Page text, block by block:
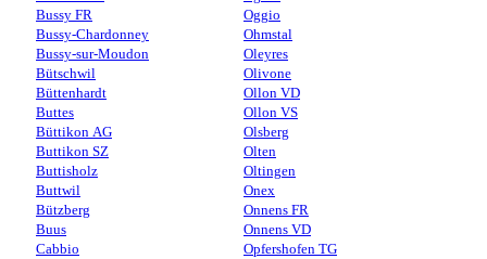
Bussy FR
Bussy-Chardonney
Bussy-sur-Moudon
Bütschwil
Büttenhardt
Buttes
Büttikon AG
Buttikon SZ
Buttisholz
Buttwil
Bützberg
Buus
Cabbio
Oggio
Ohmstal
Oleyres
Olivone
Ollon VD
Ollon VS
Olsberg
Olten
Oltingen
Onex
Onnens FR
Onnens VD
Opfershofen TG